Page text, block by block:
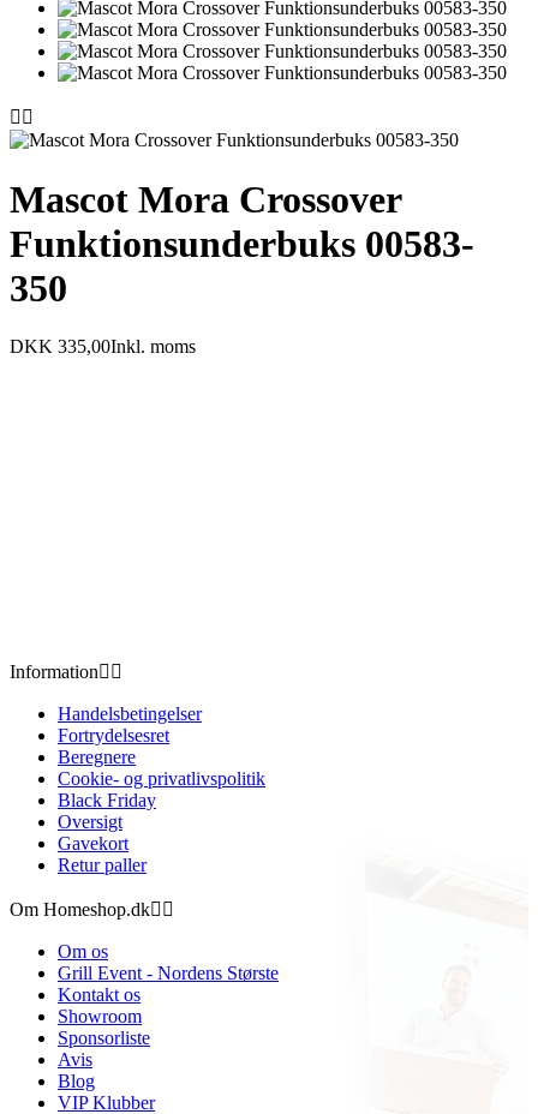
 
Mascot Mora Crossover
Funktionsunderbuks 00583-
350
DKK 335,00Inkl. moms
Information 
Handelsbetingelser
Fortrydelsesret
Beregnere
Cookie- og privatlivspolitik
Black Friday
Oversigt
Gavekort
Retur paller
Om Homeshop.dk 
Om os
Grill Event - Nordens Største
Kontakt os
Showroom
Sponsorliste
Avis
Blog
VIP Klubber